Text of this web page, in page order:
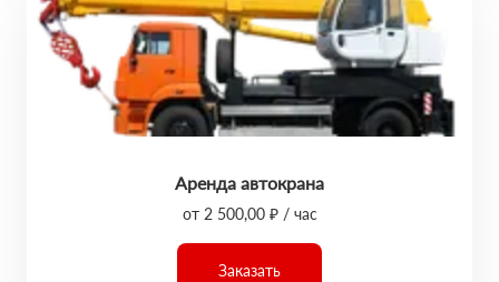
Аренда автокрана
от 2 500,00 ₽ / час
Заказать